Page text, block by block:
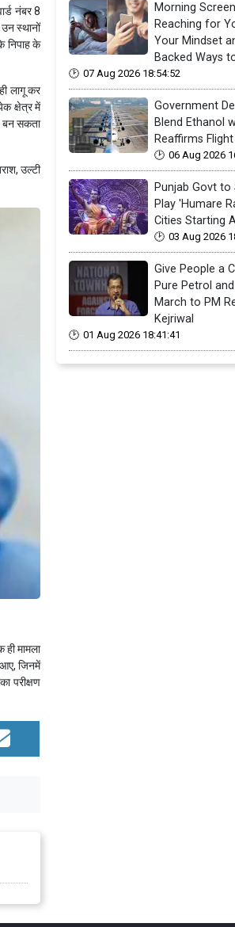
नंबर 8
स्थानों
निपाह के
लागू कर
क्षेत्र में
बन सकता
उल्टी
मामला
जिनमें
परीक्षण
Morning
Reaching for
Your Mindset
Backed Ways
07 Aug 2026 18:54:52
Government
Blend Ethanol
Reaffirms
06 Aug 2026
Punjab Govt to
Play 'Humare
Cities Starting
03 Aug 2026
Give People a
Pure Petrol
March to PM
Kejriwal
01 Aug 2026 18:41:41